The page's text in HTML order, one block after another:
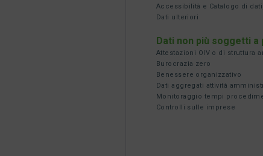
Accessibilità e Catalogo di
Dati ulteriori
Dati non più soggetti
Attestazioni OIV o di struttura
Burocrazia zero
Benessere organizzativo
Dati aggregati attività
Monitoraggio tempi
Controlli sulle imprese